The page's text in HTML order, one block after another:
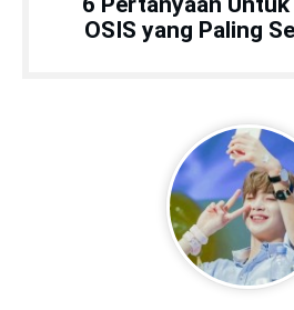
OSIS yang Paling